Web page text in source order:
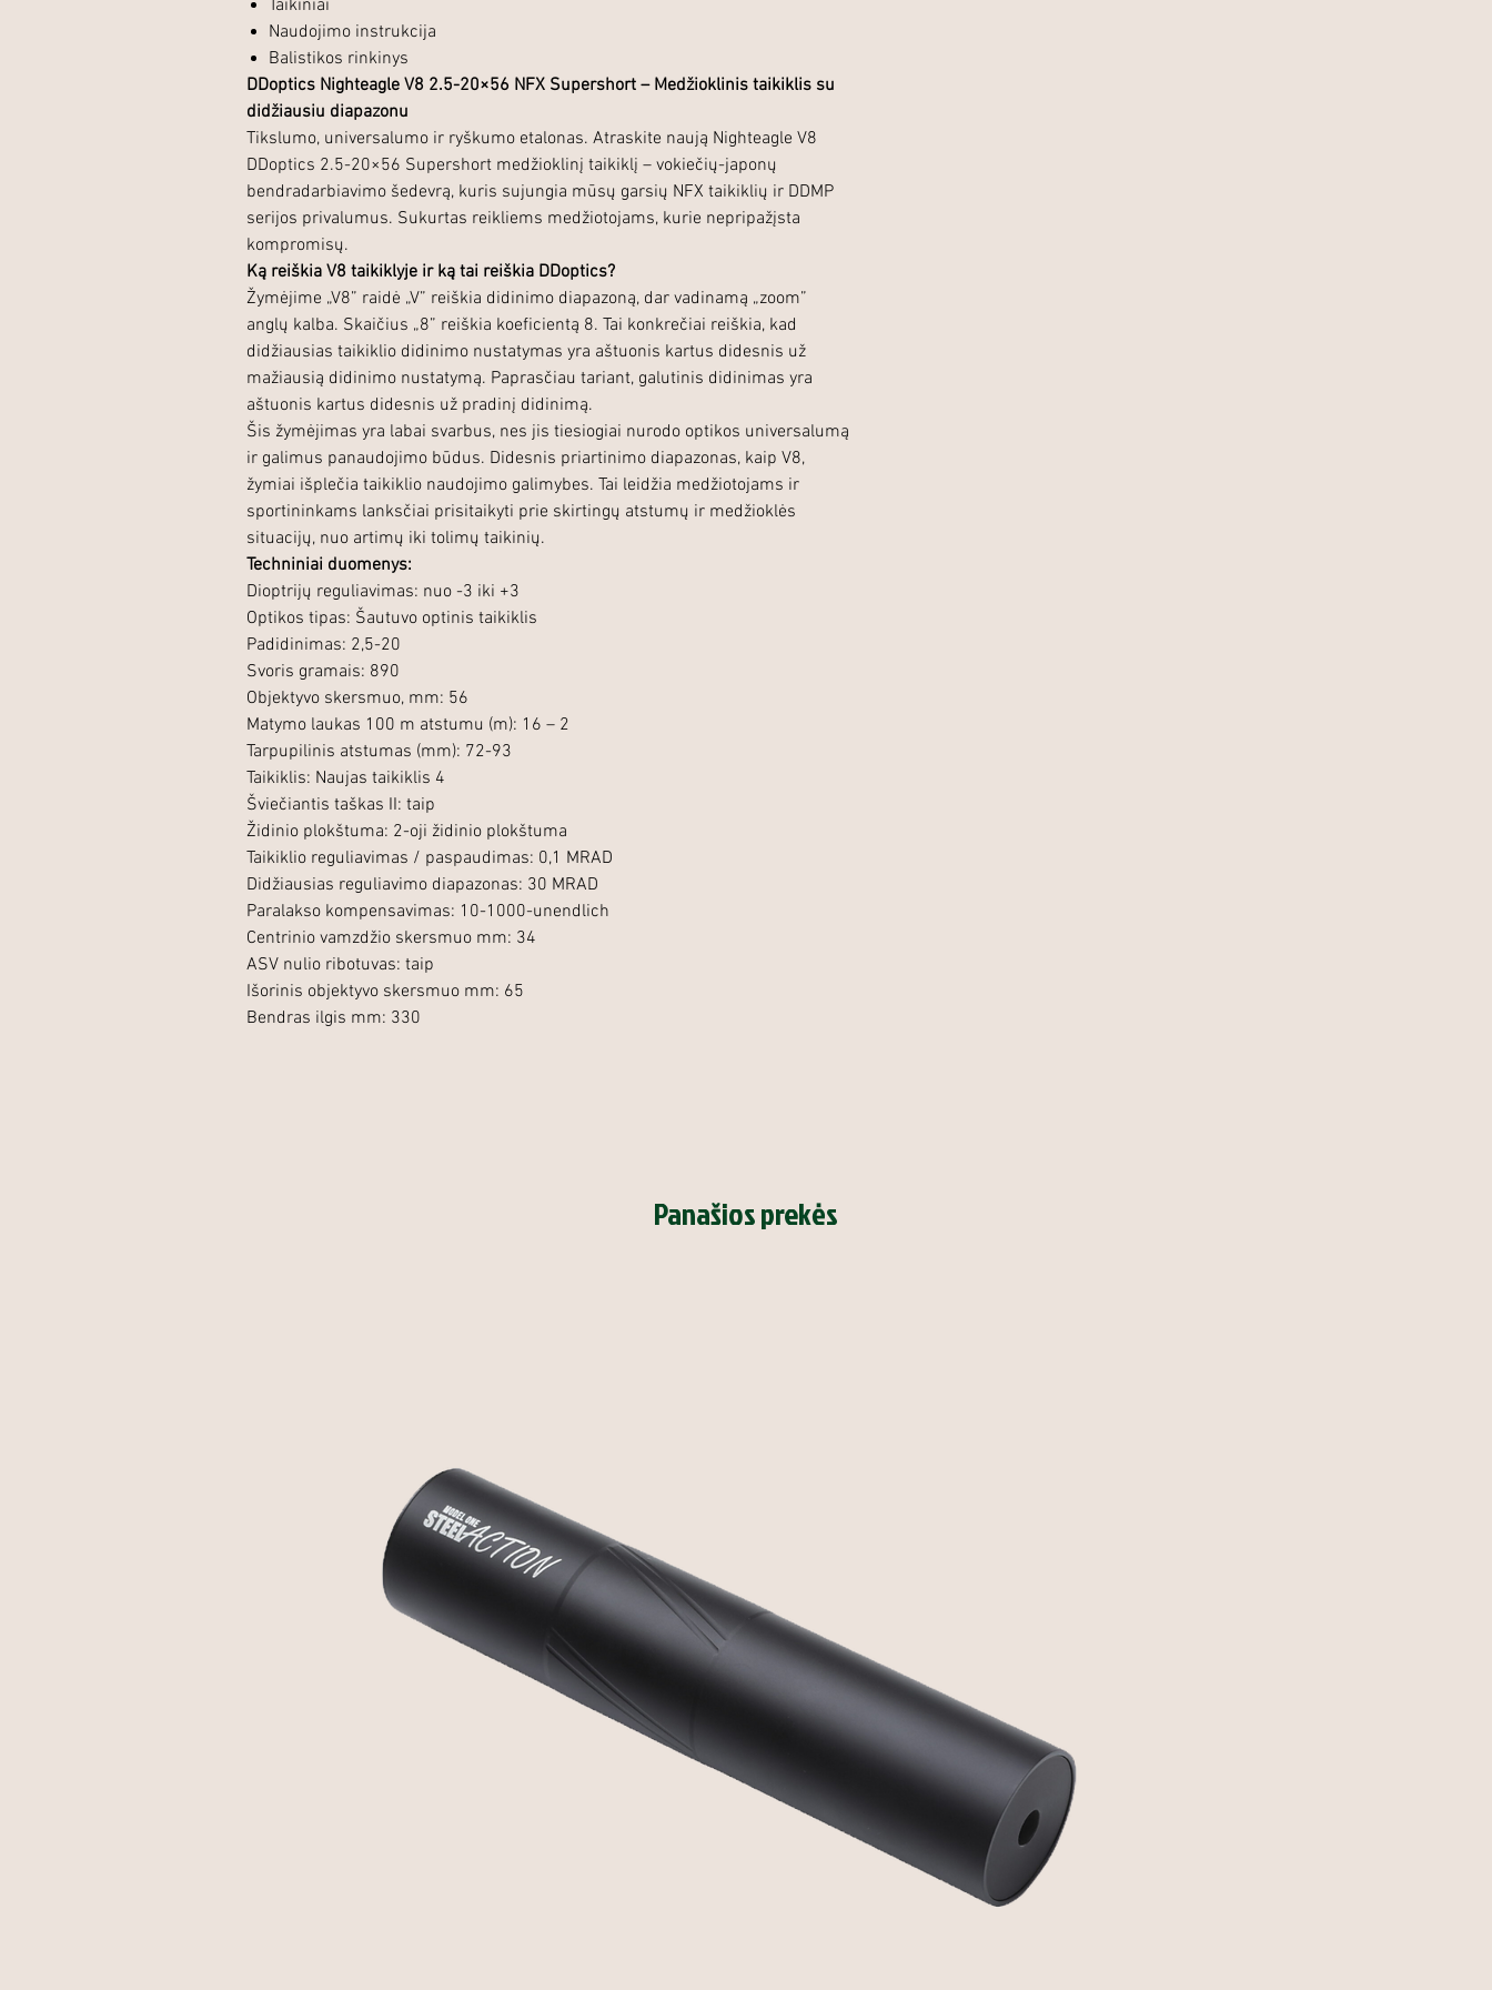
Taikiniai
Naudojimo instrukcija
Balistikos rinkinys
DDoptics Nighteagle V8 2.5-20×56 NFX Supershort – Medžioklinis taikiklis su
didžiausiu diapazonu
Tikslumo, universalumo ir ryškumo etalonas. Atraskite naują Nighteagle V8
DDoptics 2.5-20×56 Supershort medžioklinį taikiklį – vokiečių-japonų
bendradarbiavimo šedevrą, kuris sujungia mūsų garsių NFX taikiklių ir DDMP
serijos privalumus. Sukurtas reikliems medžiotojams, kurie nepripažįsta
kompromisų.
Ką reiškia V8 taikiklyje ir ką tai reiškia DDoptics?
Žymėjime „V8” raidė „V” reiškia didinimo diapazoną, dar vadinamą „zoom”
anglų kalba. Skaičius „8” reiškia koeficientą 8. Tai konkrečiai reiškia, kad
didžiausias taikiklio didinimo nustatymas yra aštuonis kartus didesnis už
mažiausią didinimo nustatymą. Paprasčiau tariant, galutinis didinimas yra
aštuonis kartus didesnis už pradinį didinimą.
Šis žymėjimas yra labai svarbus, nes jis tiesiogiai nurodo optikos universalumą
ir galimus panaudojimo būdus. Didesnis priartinimo diapazonas, kaip V8,
žymiai išplečia taikiklio naudojimo galimybes. Tai leidžia medžiotojams ir
sportininkams lanksčiai prisitaikyti prie skirtingų atstumų ir medžioklės
situacijų, nuo artimų iki tolimų taikinių.
Techniniai duomenys:
Dioptrijų reguliavimas: nuo -3 iki +3
Optikos tipas: Šautuvo optinis taikiklis
Padidinimas: 2,5-20
Svoris gramais: 890
Objektyvo skersmuo, mm: 56
Matymo laukas 100 m atstumu (m): 16 – 2
Tarpupilinis atstumas (mm): 72-93
Taikiklis: Naujas taikiklis 4
Šviečiantis taškas II: taip
Židinio plokštuma: 2-oji židinio plokštuma
Taikiklio reguliavimas / paspaudimas: 0,1 MRAD
Didžiausias reguliavimo diapazonas: 30 MRAD
Paralakso kompensavimas: 10-1000-unendlich
Centrinio vamzdžio skersmuo mm: 34
ASV nulio ribotuvas: taip
Išorinis objektyvo skersmuo mm: 65
Bendras ilgis mm: 330
Panašios prekės